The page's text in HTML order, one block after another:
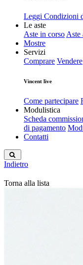
Leggi Condizioni
Le aste
Aste in corso Aste
Mostre
Servizi
Comprare Vendere
Vincent live
Come partecipare
Modulistica
Scheda
di pagamento
Contatti
Indietro
Torna alla lista